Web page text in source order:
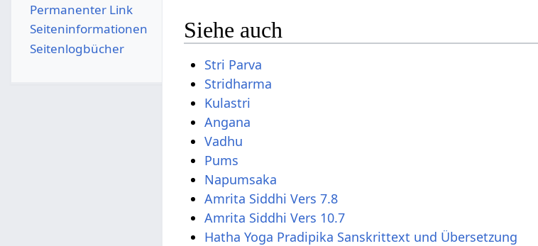
Siehe auch
Stri Parva
Stridharma
Kulastri
Angana
Vadhu
Pums
Napumsaka
Amrita Siddhi Vers 7.8
Amrita Siddhi Vers 10.7
Hatha Yoga Pradipika Sanskrittext und Übersetzung
Permanenter Link
Seiten­­informationen
Seitenlogbücher